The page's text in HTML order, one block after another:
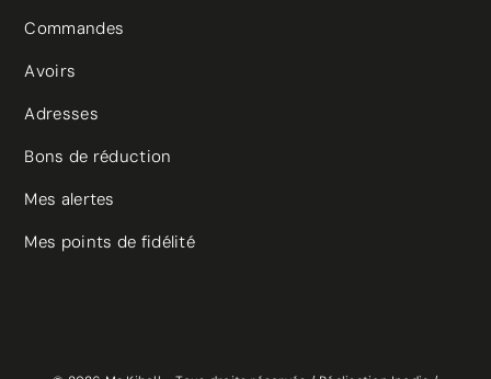
Commandes
Avoirs
Adresses
Bons de réduction
Mes alertes
Mes points de fidélité